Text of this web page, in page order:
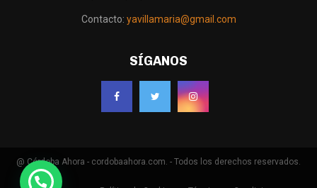
Contacto: yavillamaria@gmail.com
SÍGANOS
@ Córdoba Ahora - cordobaahora.com. - Todos los derechos reservados.